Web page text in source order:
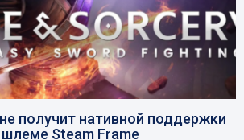
получит нативной поддержки
Steam Frame